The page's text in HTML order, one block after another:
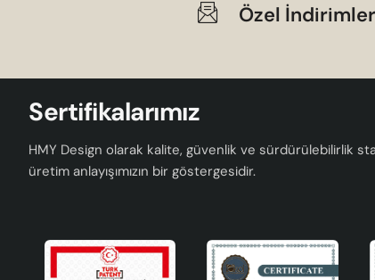
Özel
Sertifikalarımız
HMY Design olarak kalite, güvenlik ve sürdürülebilirlik
üretim anlayışımızın bir göstergesidir.